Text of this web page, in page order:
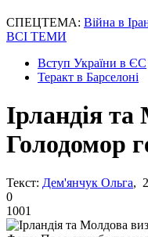
СПЕЦТЕМА: Війна в
ВСІ ТЕМИ
Вступ України в ЄС
Теракт в Барселоні
Ірландія
Голодомор
Текст: Дем'янчук Ольга,
0
1001